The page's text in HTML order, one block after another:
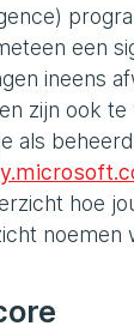
een
ineens
zijn ook
als
hoe
noemen